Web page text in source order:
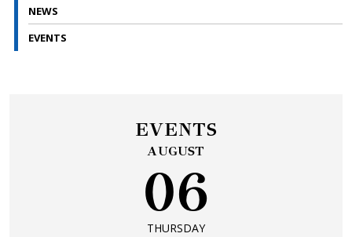
NEWS
EVENTS
EVENTS
AUGUST
06
THURSDAY